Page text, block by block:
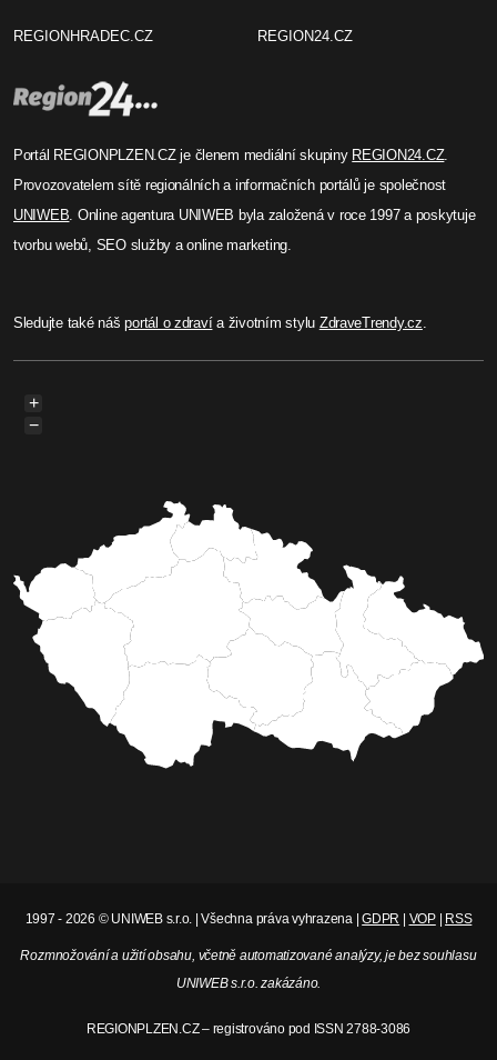
REGIONHRADEC.CZ REGION24.CZ
Portál REGIONPLZEN.CZ je členem mediální skupiny REGION24.CZ.
Provozovatelem sítě regionálních a informačních portálů je společnost
UNIWEB . Online agentura UNIWEB byla založená v roce 1997 a poskytuje
tvorbu webů, SEO služby a online marketing.
Sledujte také nášportál o zdravía životním stylu ZdraveTrendy.cz
+
−
1997 - 2026 © UNIWEB s.r.o. | Všechna práva vyhrazena |GDPR | VOP| RSS
Rozmnožování a užití obsahu, včetně automatizované analýzy, je bez souhlasu
UNIWEB s.r.o. zakázáno.
REGIONPLZEN.CZ – registrováno pod ISSN 2788-3086